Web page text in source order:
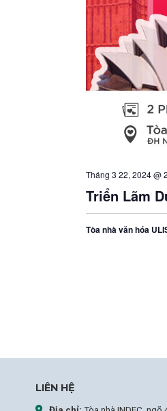
Tháng 3 22, 2024 @
Triển Lãm
Tòa nhà văn hóa
LIÊN HỆ